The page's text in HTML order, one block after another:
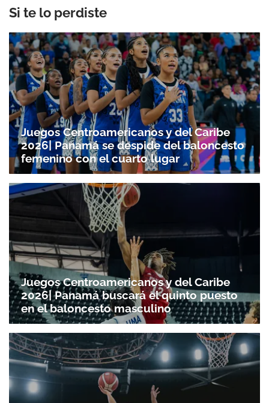
Si te lo perdiste
Juegos Centroamericanos y del Caribe
2026| Panamá se despide del baloncesto
femenino con el cuarto lugar
Juegos Centroamericanos y del Caribe
2026| Panamá buscará el quinto puesto
en el baloncesto masculino